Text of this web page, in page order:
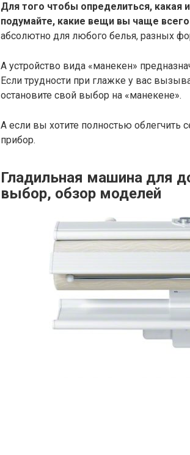
Для того чтобы определиться, какая
подумайте, какие вещи вы чаще всего
абсолютно для любого белья, разных
А устройство вида «манекен»
Если трудности при глажке у вас
остановите свой выбор на «манекене».
А если вы хотите полностью облегчить
прибор.
Гладильная машина для
выбор, обзор моделей